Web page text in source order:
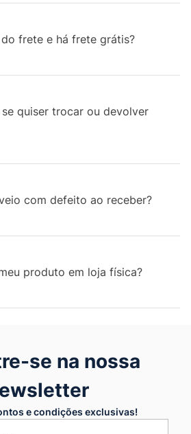
frete e há frete grátis?
quiser trocar ou devolver
com defeito ao receber?
produto em loja física?
se na nossa
e condições exclusivas!